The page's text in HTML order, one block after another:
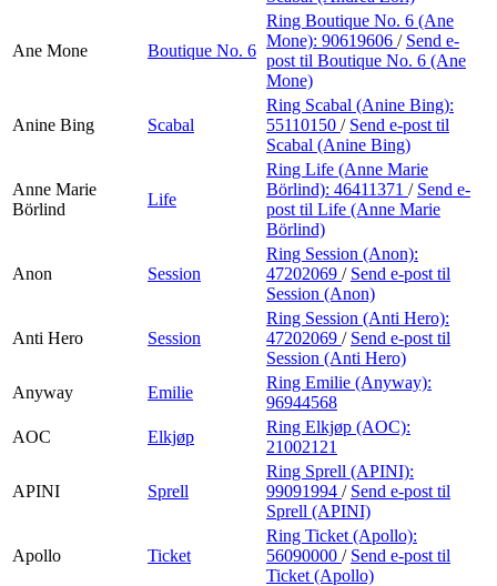
Ane Mone Boutique No. 6
Ring Boutique No. 6 (Ane
Mone): 90619606 / Send e-
post til Boutique No. 6 (Ane
Mone)
Anine Bing Scabal
Ring Scabal (Anine Bing):
55110150 / Send e-post til
Scabal (Anine Bing)
Anne Marie
Börlind
Life
Ring Life (Anne Marie
Börlind): 46411371 / Send e-
post til Life (Anne Marie
Börlind)
Anon Session
Ring Session (Anon):
47202069 / Send e-post til
Session (Anon)
Anti Hero Session
Ring Session (Anti Hero):
47202069 / Send e-post til
Session (Anti Hero)
Anyway
Emilie
Ring Emilie (Anyway):
96944568
AOC
Elkjøp
Ring Elkjøp (AOC):
21002121
APINI Sprell
Ring Sprell (APINI):
99091994 / Send e-post til
Sprell (APINI)
Apollo Ticket
Ring Ticket (Apollo):
56090000 / Send e-post til
Ticket (Apollo)